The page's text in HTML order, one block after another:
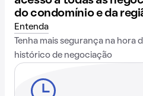
do condomínio e da
Entenda
Tenha mais segurança na hora
histórico de negociação